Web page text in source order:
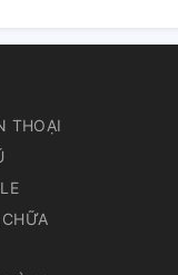
THOẠI